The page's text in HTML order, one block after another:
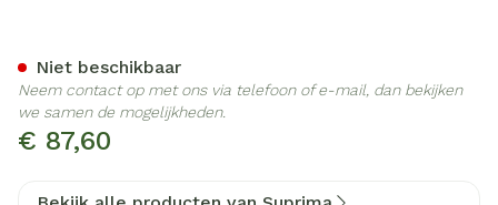
€ 87,60
Niet beschikbaar
Neem contact op met ons via telefoon of e-mail, dan bekijken
we samen de mogelijkheden.